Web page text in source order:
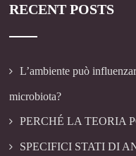
RECENT POSTS
L’ambiente può
microbiota?
PERCHÉ LA TEORIA
SPECIFICI STATI DI